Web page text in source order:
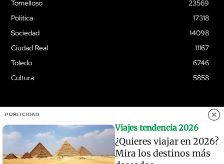
Tomelloso
23569
Política
17318
Sociedad
14098
Ciudad Real
11167
Toledo
6746
Cultura
5858
© Quixoteus
PUBLICIDAD
Viajes tendencia 2026
¿Quieres viajar en 2026?
Mira los destinos más